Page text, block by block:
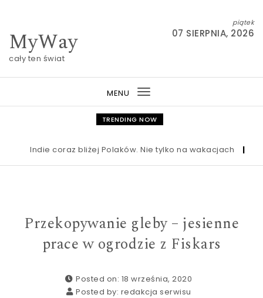
MyWay
cały ten świat
piątek
07 SIERPNIA, 2026
MENU
Toggle
navigation
TRENDING NOW
Indie coraz bliżej Polaków. Nie tylko na wakacjach |
Przekopywanie gleby – jesienne
prace w ogrodzie z Fiskars
Posted on: 18 września, 2020
Posted by: redakcja serwisu